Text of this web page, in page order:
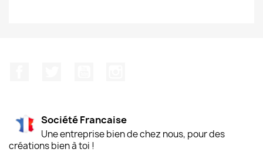
Société Francaise
Une entreprise bien de chez nous, pour des
créations bien à toi !